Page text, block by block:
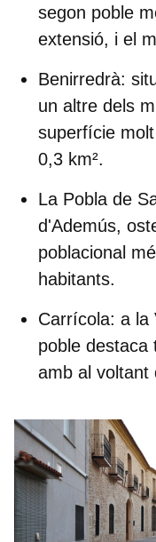
segon poble
extensió, i el
Benirredrà:
un altre dels
superfície
0,3 km².
La Pobla de
d'Ademús,
poblacional
habitants.
Carrícola: a la
poble destaca
amb al voltant